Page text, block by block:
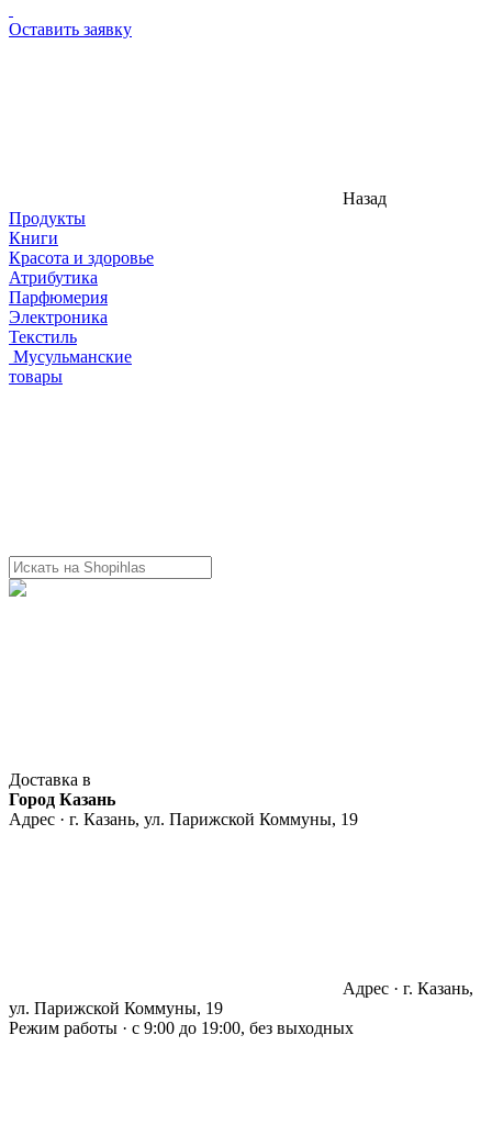
Оставить заявку
Назад
Продукты
Книги
Красота и здоровье
Атрибутика
Парфюмерия
Электроника
Текстиль
Мусульманские
товары
Доставка в
Город Казань
Адрес · г. Казань, ул. Парижской Коммуны, 19
Адрес · г. Казань,
ул. Парижской Коммуны, 19
Режим работы · с 9:00 до 19:00, без выходных